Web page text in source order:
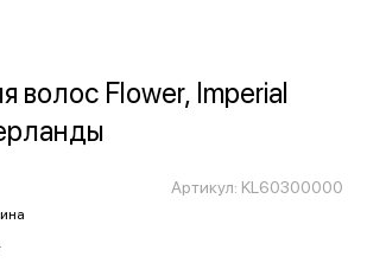
волос Flower, Imperial
Артикул: KL60300000